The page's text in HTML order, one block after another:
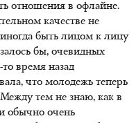
отношения в офлайне.
качестве не
быть лицом к лицу
бы, очевидных
время назад
что молодежь теперь
тем не знаю, как в
обычно очень